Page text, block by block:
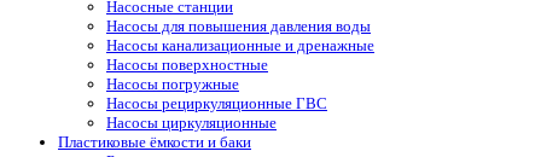
Насосные станции
Насосы для повышения давления воды
Насосы канализационные и дренажные
Насосы поверхностные
Насосы погружные
Насосы рециркуляционные ГВС
Насосы циркуляционные
Пластиковые ёмкости и баки